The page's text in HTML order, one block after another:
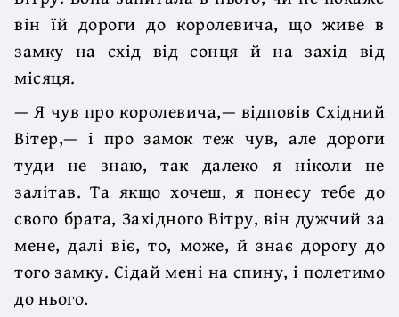
він їй дороги до королевича, що живе в
замку на схід від сонця й на захід від
місяця.
— Я чув про королевича,— відповів Східний
Вітер,— і про замок теж чув, але дороги
туди не знаю, так далеко я ніколи не
залітав. Та якщо хочеш, я понесу тебе до
свого брата, Західного Вітру, він дужчий за
мене, далі віє, то, може, й знає дорогу до
того замку. Сідай мені на спину, і полетимо
до нього.